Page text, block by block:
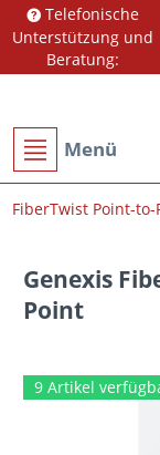
Telefonische
Unterstützung und
Beratung:
Menü
FiberTwist Point-to-
Genexis
Point
9 Artikel